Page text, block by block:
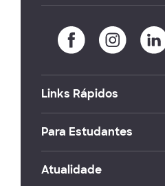
Links Rápidos
Para Estudantes
Atualidade